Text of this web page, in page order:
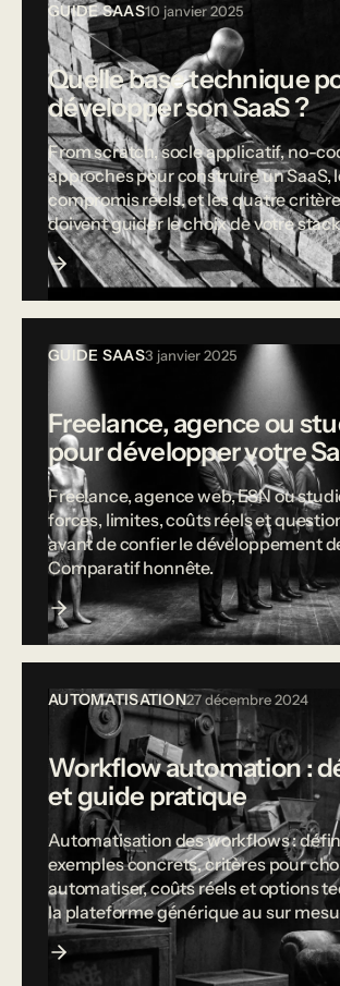
GUIDE SAAS10 janvier 2025
Quelle base technique
développer son SaaS ?
From scratch, socle applicatif, no-
approches pour construire un SaaS,
compromis réels, et les quatre
doivent guider le choix de votre
GUIDE SAAS3 janvier 2025
Freelance, agence ou
pour développer votre
Freelance, agence web, ESN ou
forces, limites, coûts réels et
avant de confier le développement
Comparatif honnête.
AUTOMATISATION27 décembre 2024
Workflow automation :
et guide pratique
Automatisation des workflows :
exemples concrets, critères pour
automatiser, coûts réels et options
la plateforme générique au sur